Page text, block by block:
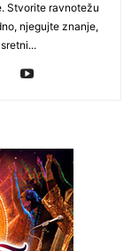
Stvorite ravnotežu
njegujte znanje,